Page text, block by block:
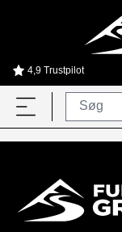
4,9 Trustpilot